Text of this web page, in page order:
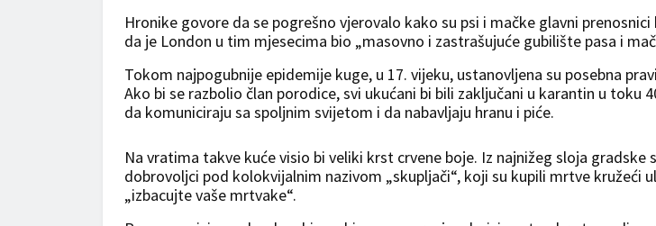
Hronike govore da se pogrešno vjerovalo kako su psi i mačke glavni
da je London u tim mjesecima bio „masovno i zastrašujuće gubilište pasa i
Tokom najpogubnije epidemije kuge, u 17. vijeku, ustanovljena su posebna
Ako bi se razbolio član porodice, svi ukućani bi bili zaključani u karantin u toku
da komuniciraju sa spoljnim svijetom i da nabavljaju hranu i piće.
Na vratima takve kuće visio bi veliki krst crvene boje. Iz najnižeg sloja
dobrovoljci pod kolokvijalnim nazivom „skupljači“, koji su kupili mrtve kružeći
„izbacujte vaše mrtvake“.